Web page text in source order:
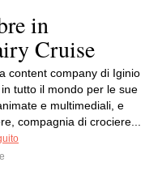
in
Cruise
content company di Iginio
tutto il mondo per le sue
e multimediali, e
compagnia di crociere...